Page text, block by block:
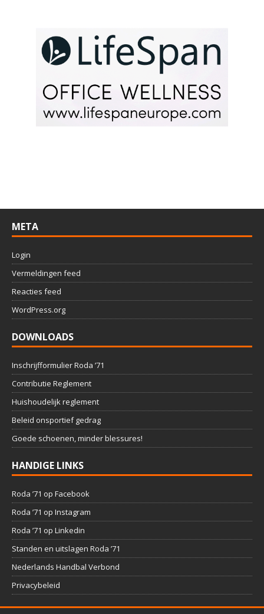
META
Login
Vermeldingen feed
Reacties feed
WordPress.org
DOWNLOADS
Inschrijfformulier Roda ’71
Contributie Reglement
Huishoudelijk reglement
Beleid onsportief gedrag
Goede schoenen, minder blessures!
HANDIGE LINKS
Roda ’71 op Facebook
Roda ’71 op Instagram
Roda ’71 op Linkedin
Standen en uitslagen Roda ’71
Nederlands Handbal Verbond
Privacybeleid